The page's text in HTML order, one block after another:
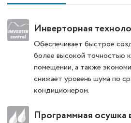
Инверторная
Обеспечивает быстрое
более высокой точностью
помещении, а также
снижает уровень шума по
кондиционером.
Программная осушка